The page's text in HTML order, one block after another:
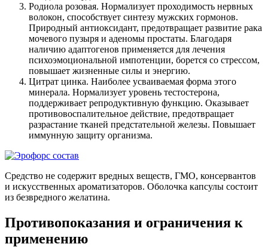
Родиола розовая. Нормализует проходимость нервных
волокон, способствует синтезу мужских гормонов.
Природный антиоксидант, предотвращает развитие рака
мочевого пузыря и аденомы простаты. Благодаря
наличию адаптогенов применяется для лечения
психоэмоциональной импотенции, борется со стрессом,
повышает жизненные силы и энергию.
Цитрат цинка. Наиболее усваиваемая форма этого
минерала. Нормализует уровень тестостерона,
поддерживает репродуктивную функцию. Оказывает
противовоспалительное действие, предотвращает
разрастание тканей предстательной железы. Повышает
иммунную защиту организма.
Средство не содержит вредных веществ, ГМО, консервантов
и искусственных ароматизаторов. Оболочка капсулы состоит
из безвредного желатина.
Противопоказания и ограничения к
применению